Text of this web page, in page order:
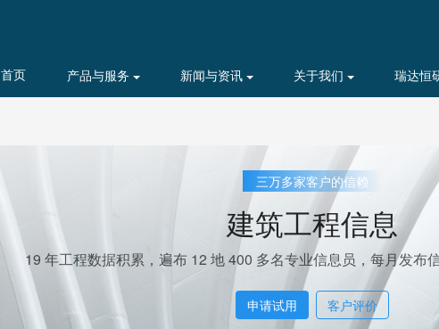
首页 产品与服务 新闻与资讯 关于我们 瑞达恒
三万多家客户的信赖
建筑工程信息
19 年工程数据积累，遍布 12 地 400 多名专业信息员，每月发布
申请试用 客户评价